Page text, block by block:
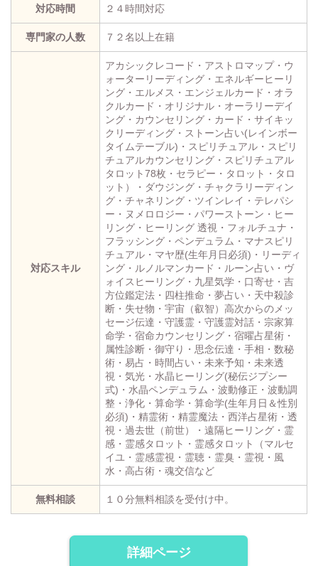
対応時間 ２４時間対応
専門家の人数 ７２名以上在籍
対応スキル
アカシックレコード・アストロマップ・ウ
ォーターリーディング・エネルギーヒーリ
ング・エルメス・エンジェルカード・オラ
クルカード・オリジナル・オーラリーデイ
ング・カウンセリング・カード・サイキッ
クリーディング・ストーン占い(レインボー
タイムテーブル)・スピリチュアル・スピリ
チュアルカウンセリング・スピリチュアル
タロット78枚・セラピー・タロット・タロ
ット）・ダウジング・チャクラリーディン
グ・チャネリング・ツインレイ・テレパシ
ー・ヌメロロジー・パワーストーン・ヒー
リング・ヒーリング 透視・フォルチュナ・
フラッシング・ペンデュラム・マナスピリ
チュアル・マヤ歴(生年月日必須)・リーディ
ング・ルノルマンカード・ルーン占い・ヴ
ォイスヒーリング・九星気学・口寄せ・吉
方位鑑定法・四柱推命・夢占い・天中殺診
断・失せ物・宇宙（叡智）高次からのメッ
セージ伝達・守護霊・守護霊対話・宗家算
命学・宿命カウンセリング・宿曜占星術・
属性診断・御守り・思念伝達・手相・数秘
術・易占・時間占い・未来予知・未来透
視・気光・水晶ヒーリング(秘伝ジプシー
式)・水晶ペンデュラム・波動修正・波動調
整・浄化・算命学・算命学(生年月日＆性別
必須)・精霊術・精霊魔法・西洋占星術・透
視・過去世（前世）・遠隔ヒーリング・霊
感・霊感タロット・霊感タロット（マルセ
イユ・霊感霊視・霊聴・霊臭・霊視・風
水・高占術・魂交信など
無料相談 １０分無料相談を受付け中。
詳細ページ